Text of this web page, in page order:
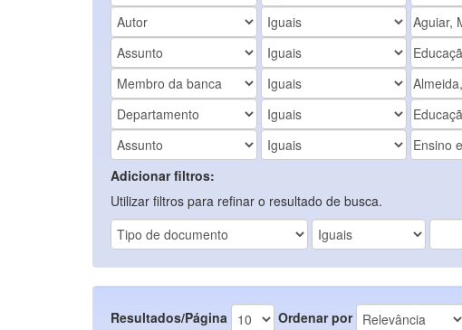
Adicionar filtros:
Utilizar filtros para refinar o resultado de busca.
Resultados/Página Ordenar por